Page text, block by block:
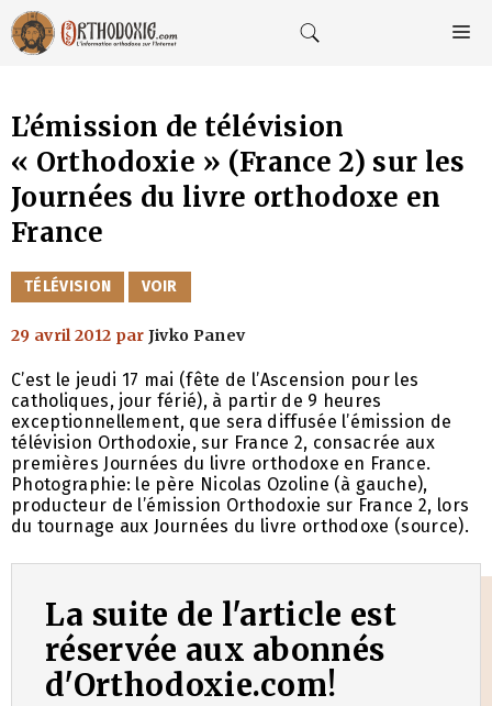
Aller
au
contenu
L’émission de télévision
« Orthodoxie » (France 2) sur les
Journées du livre orthodoxe en
France
CATÉGORIES
TÉLÉVISION VOIR
29 avril 2012 par Jivko Panev
C’est le jeudi 17 mai (fête de l’Ascension pour les
catholiques, jour férié), à partir de 9 heures
exceptionnellement, que sera diffusée l’émission de
télévision Orthodoxie, sur France 2, consacrée aux
premières Journées du livre orthodoxe en France.
Photographie: le père Nicolas Ozoline (à gauche),
producteur de l’émission Orthodoxie sur France 2, lors
du tournage aux Journées du livre orthodoxe (source).
La suite de l'article est
réservée aux abonnés
d'Orthodoxie.com!